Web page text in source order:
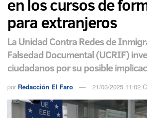
en los cursos de
para extranjeros
La Unidad Contra Redes de
Falsedad Documental (UCRIF)
ciudadanos por su posible
por Redacción El Faro 21/03/2025 11:02